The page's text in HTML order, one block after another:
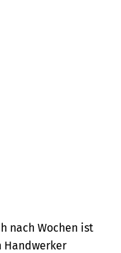
nach Wochen ist
Handwerker